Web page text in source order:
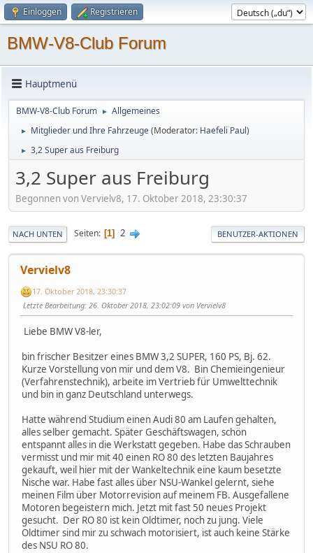
Einloggen Registrieren
BMW-V8-Club Forum
Hauptmenü
BMW-V8-Club Forum ► Allgemeines
► Mitglieder und Ihre Fahrzeuge(Moderator: Haefeli Paul)
► 3,2 Super aus Freiburg
3,2 Super aus Freiburg
Begonnen von Vervielv8, 17. Oktober 2018, 23:30:37
NACH UNTEN Seiten 1 2 BENUTZER-AKTIONEN
Vervielv8
17. Oktober 2018, 23:30:37
Letzte Bearbeitung: 26. Oktober 2018, 23:02:09 von Vervielv8
Liebe BMW V8-ler,
bin frischer Besitzer eines BMW 3,2 SUPER, 160 PS, Bj. 62.
Kurze Vorstellung von mir und dem V8. Bin Chemieingenieur
(Verfahrenstechnik), arbeite im Vertrieb für Umwelttechnik
und bin in ganz Deutschland unterwegs.
Hatte während Studium einen Audi 80 am Laufen gehalten,
alles selber gemacht. Später Geschäftswagen, schön
entspannt alles in die Werkstatt gegeben. Habe das Schrauben
vermisst und mir mit 40 einen RO 80 des letzten Baujahres
gekauft, weil hier mit der Wankeltechnik eine kaum besetzte
Nische war. Habe fast alles über NSU-Wankel gelernt, siehe
meinen Film über Motorrevision auf meinem FB. Ausgefallene
Motoren begeistern mich. Jetzt mit fast 50 neues Projekt
gesucht. Der RO 80 ist kein Oldtimer, noch zu jung. Viele
Oldtimer sind mir zu schwach motorisiert, ist auch keine Stärke
des NSU RO 80.